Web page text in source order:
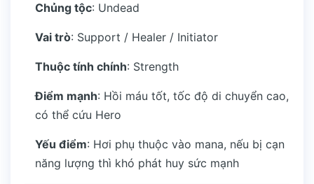
Chủng tộc: Undead
Vai trò: Support / Healer / Initiator
Thuộc tính chính: Strength
Điểm mạnh: Hồi máu tốt, tốc độ di chuyển cao,
có thể cứu Hero
Yếu điểm: Hơi phụ thuộc vào mana, nếu bị cạn
năng lượng thì khó phát huy sức mạnh